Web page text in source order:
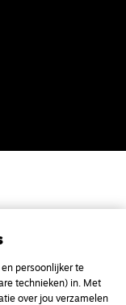
in het bijzonder
persoonlijker te
technieken) in. Met
over jou verzamelen